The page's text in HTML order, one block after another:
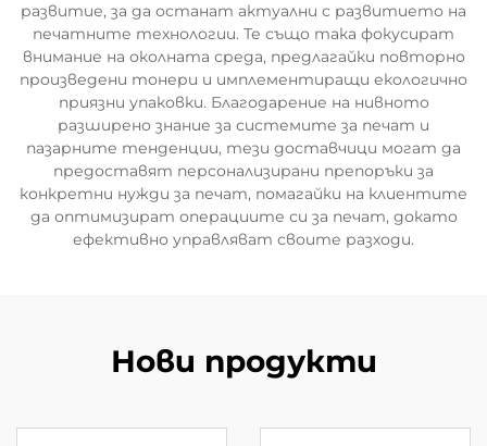
развитие, за да останат актуални с развитието на
печатните технологии. Те също така фокусират
внимание на околната среда, предлагайки повторно
произведени тонери и имплементиращи екологично
приязни упаковки. Благодарение на нивното
разширено знание за системите за печат и
пазарните тенденции, тези доставчици могат да
предоставят персонализирани препоръки за
конкретни нужди за печат, помагайки на клиентите
да оптимизират операциите си за печат, докато
ефективно управляват своите разходи.
Нови продукти